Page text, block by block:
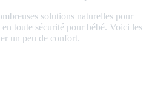
solutions naturelles pour
en toute sécurité pour bébé. Voici les
un peu de confort.